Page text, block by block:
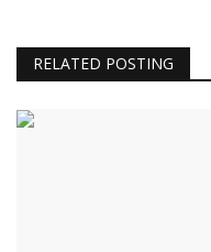
RELATED POSTING